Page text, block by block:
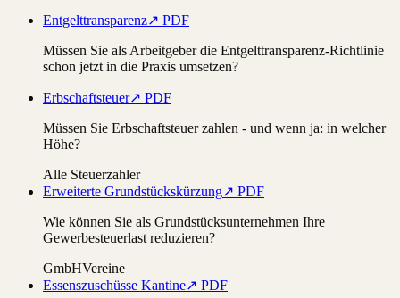
Entgelttransparenz↗ PDF
Müssen Sie als Arbeitgeber die Entgelttransparenz-Richtlinie
schon jetzt in die Praxis umsetzen?
Erbschaftsteuer↗ PDF
Müssen Sie Erbschaftsteuer zahlen - und wenn ja: in welcher
Höhe?
Alle Steuerzahler
Erweiterte Grundstückskürzung↗ PDF
Wie können Sie als Grundstücksunternehmen Ihre
Gewerbesteuerlast reduzieren?
GmbHVereine
Essenszuschüsse Kantine↗ PDF